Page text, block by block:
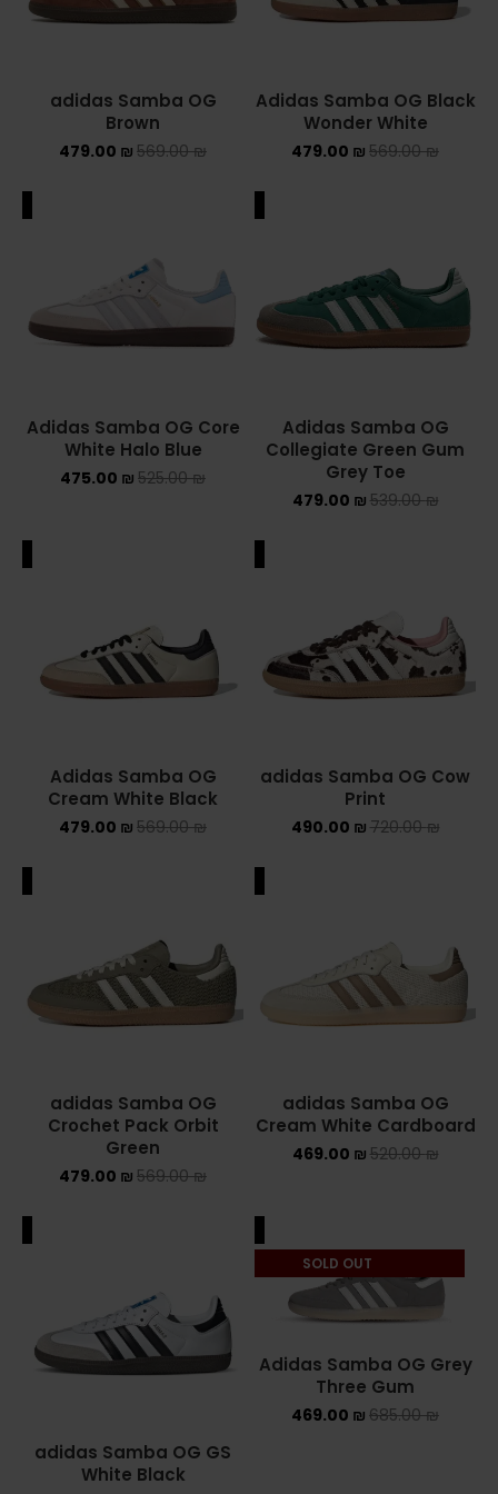
Adidas Samba OG Black
Wonder White
569.00₪
479.00 ₪
adidas Samba OG
Brown
569.00₪
479.00 ₪
Adidas Samba OG
Collegiate Green Gum
Grey Toe
539.00₪
479.00 ₪
Adidas Samba OG Core
White Halo Blue
525.00₪
475.00 ₪
adidas Samba OG Cow
Print
720.00₪
490.00 ₪
Adidas Samba OG
Cream White Black
569.00₪
479.00 ₪
adidas Samba OG
Cream White Cardboard
520.00₪
469.00 ₪
adidas Samba OG
Crochet Pack Orbit
Green
569.00₪
479.00 ₪
SOLD OUT
Adidas Samba OG Grey
Three Gum
685.00₪
469.00 ₪
adidas Samba OG GS
White Black